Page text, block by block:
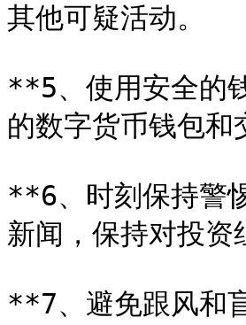
其他可疑活动。
**5、使用安全的
的数字货币钱包
**6、时刻保持警
新闻，保持对投资
**7、避免跟风和